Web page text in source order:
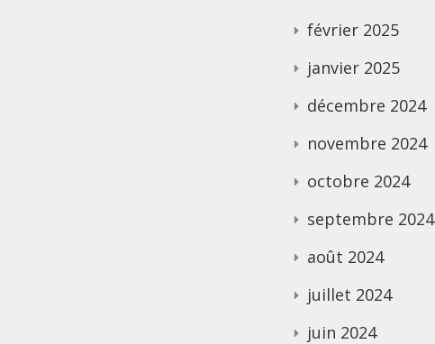
février 2025
janvier 2025
décembre 2024
novembre 2024
octobre 2024
septembre 2024
août 2024
juillet 2024
juin 2024